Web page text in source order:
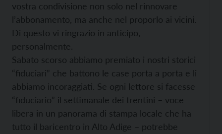
vostra condivisione non solo nel rinnovare
l’abbonamento, ma anche nel proporlo ai vicini.
Di questo vi ringrazio in anticipo,
personalmente.
Sabato scorso abbiamo premiato i nostri storici
“fiduciari” che battono le case porta a porta e li
abbiamo incoraggiati. Se ogni lettore si facesse
“fiduciario” il settimanale dei trentini – voce
libera in un panorama di stampa locale che ha
tutto il baricentro in Alto Adige – potrebbe